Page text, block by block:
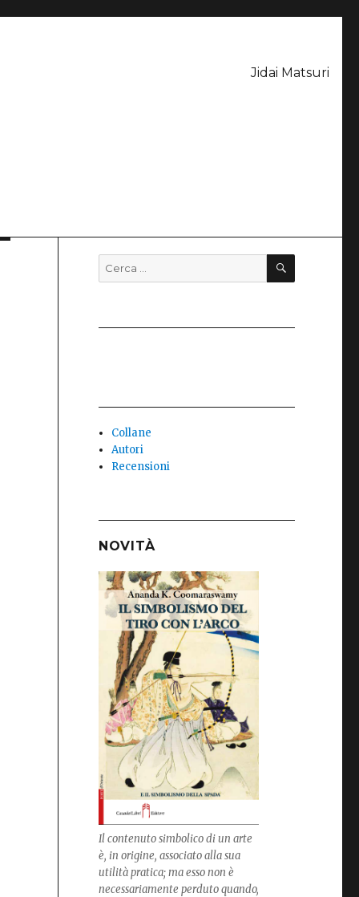
Jidai Matsuri
Cerca: CERCA
Collane
Autori
Recensioni
NOVITÀ
Il contenuto simbolico di un arte
è, in origine, associato alla sua
utilità pratica; ma esso non è
necessariamente perduto quando,